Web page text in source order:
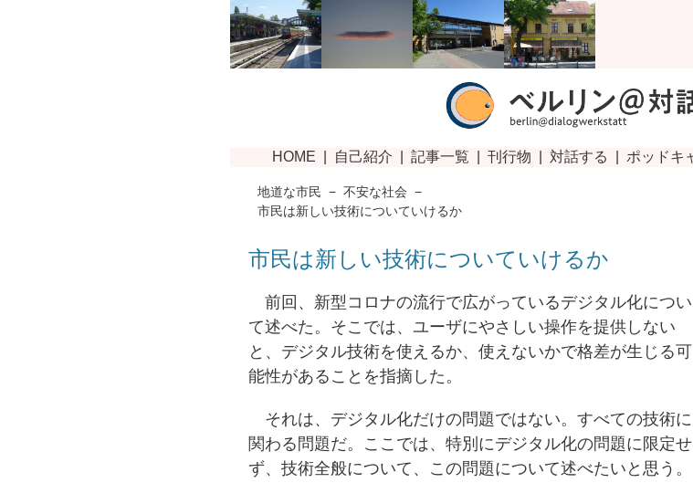
地道な市民 − 不安な社会 −
市民は新しい技術についていけるか
市民は新しい技術についていけるか
前回、新型コロナの流行で広がっているデジタル化につい
て述べた。そこでは、ユーザにやさしい操作を提供しない
と、デジタル技術を使えるか、使えないかで格差が生じる可
能性があることを指摘した。
それは、デジタル化だけの問題ではない。すべての技術に
関わる問題だ。ここでは、特別にデジタル化の問題に限定せ
ず、技術全般について、この問題について述べたいと思う。